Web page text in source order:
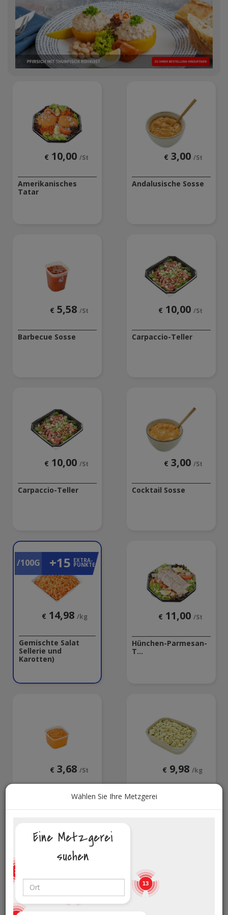
Eine Metzgerei
suchen
Wählen Sie Ihre Metzgerei
19
13
€ 10,00 /St
Amerikanisches
Tatar
€ 3,00 /St
Andalusische Sosse
€ 5,58 /St
Barbecue Sosse
€ 10,00 /St
Carpaccio-Teller
€ 10,00 /St
Carpaccio-Teller
€ 3,00 /St
Cocktail Sosse
/100G +15 EXTRA-
PUNKTE
€ 14,98 /kg
Gemischte Salat
Sellerie und
Karotten)
€ 11,00 /St
Hünchen-Parmesan-
T...
€ 3,68 /St
Kalte Barbecue
€ 9,98 /kg
Kartoffelsalat tartar